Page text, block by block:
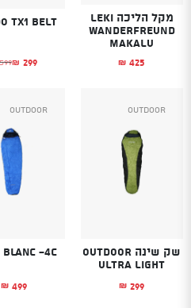
מקל הליכה LEKI
WANDERFREUND
MAKALU
₪ 425
TX1 belt
₪ 299
Outdoor
שק שינה OUTDOOR
ULTRA LIGHT
₪ 299
Outdoor
-4C
₪ 499